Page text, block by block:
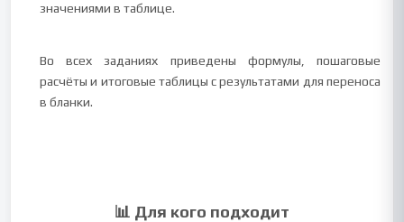
значениями в таблице.
Во всех заданиях приведены формулы, пошаговые
расчёты и итоговые таблицы с результатами для переноса
в бланки.
📊 Для кого подходит